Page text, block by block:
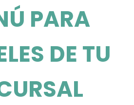
PARA
DE TU